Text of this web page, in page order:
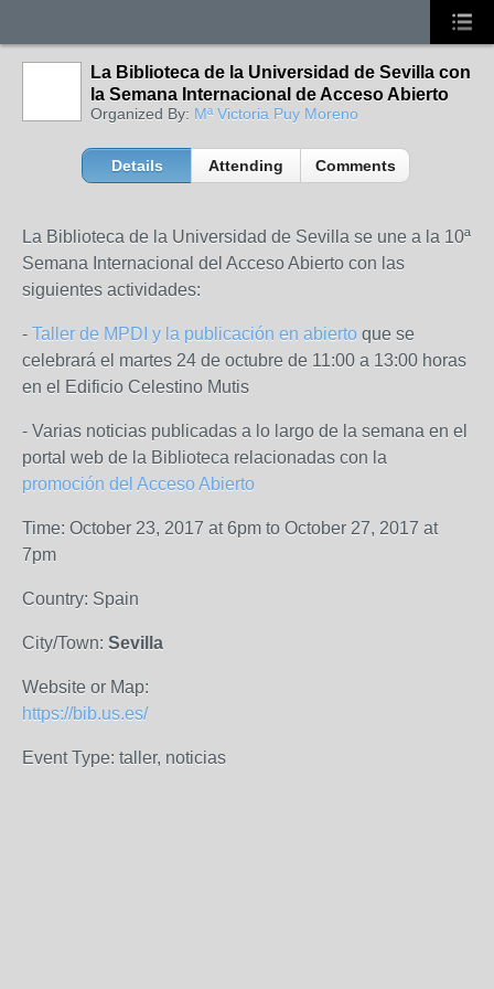
La Biblioteca de la Universidad de Sevilla con
la Semana Internacional de Acceso Abierto
Organized By: Mª Victoria Puy Moreno
Details Attending Comments
La Biblioteca de la Universidad de Sevilla se une a la 10ª
Semana Internacional del Acceso Abierto con las
siguientes actividades:
- Taller de MPDI y la publicación en abierto que se
celebrará el martes 24 de octubre de 11:00 a 13:00 horas
en el Edificio Celestino Mutis
- Varias noticias publicadas a lo largo de la semana en el
portal web de la Biblioteca relacionadas con la
promoción del Acceso Abierto
Time: October 23, 2017 at 6pm to October 27, 2017 at
7pm
Country: Spain
City/Town: Sevilla
Website or Map:
https://bib.us.es/
Event Type: taller, noticias